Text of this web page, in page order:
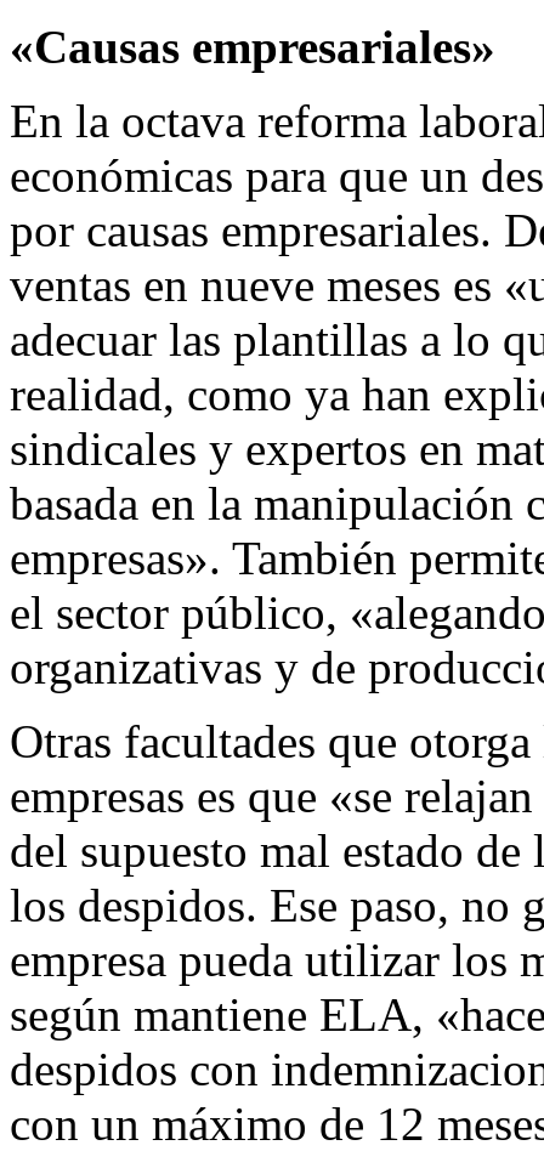
«Causas empresariales»
En la octava reforma
económicas para que un
por causas empresariales.
ventas en nueve meses es
adecuar las plantillas a lo
realidad, como ya han
sindicales y expertos en
basada en la manipulación
empresas». También
el sector público,
organizativas y de
Otras facultades que
empresas es que «se
del supuesto mal estado de
los despidos. Ese paso, no
empresa pueda utilizar los
según mantiene ELA,
despidos con
con un máximo de 12